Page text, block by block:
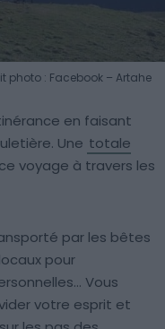
photo : Facebook – Artahe
en faisant
Une totale
voyage à travers les
par les bêtes
pour
Vous
votre esprit et